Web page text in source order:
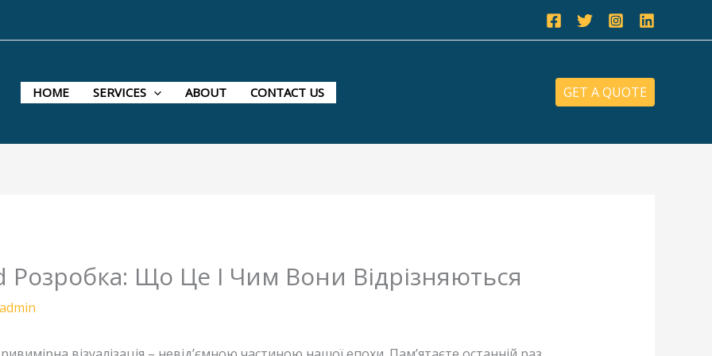
HOME SERVICES ABOUT CONTACT US GET A QUOTE
Розробка: Що Це І Чим Вони Відрізняються
admin